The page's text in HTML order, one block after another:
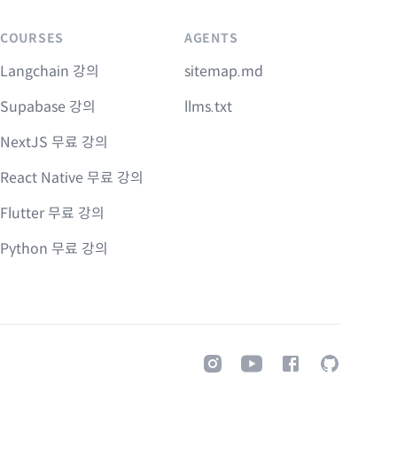
COURSES
Langchain 강의
Supabase 강의
NextJS 무료 강의
React Native 무료 강의
Flutter 무료 강의
Python 무료 강의
AGENTS
sitemap.md
llms.txt
InstagramYoutubeFacebookGitHub